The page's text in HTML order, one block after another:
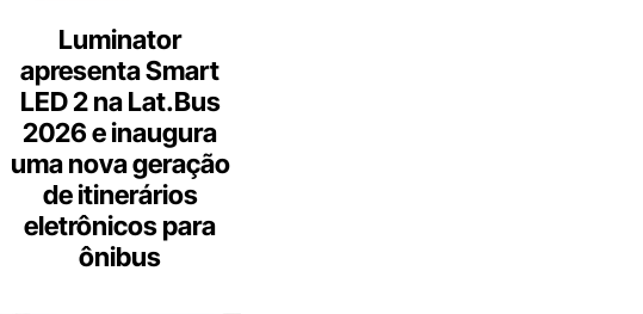
Luminator
apresenta Smart
LED 2 na Lat.Bus
2026 e inaugura
uma nova geração
de itinerários
eletrônicos para
ônibus